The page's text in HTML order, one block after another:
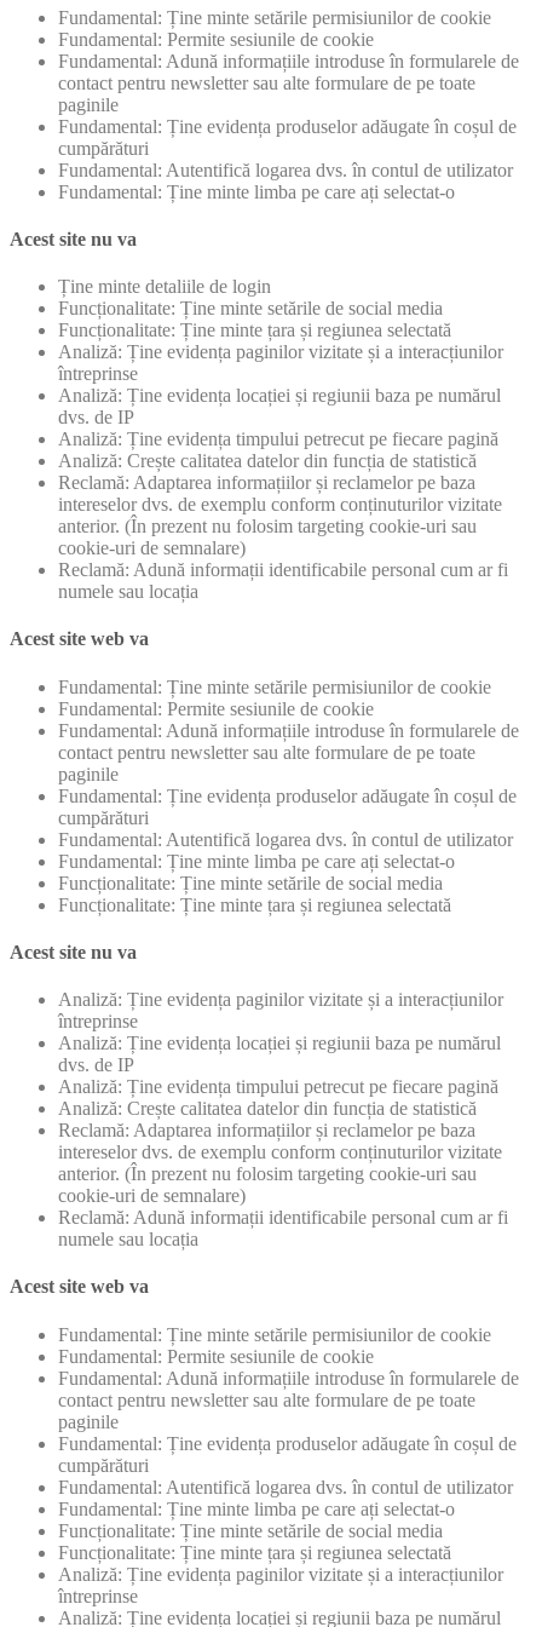
Fundamental: Ține minte setările permisiunilor de cookie
Fundamental: Permite sesiunile de cookie
Fundamental: Adună informațiile introduse în formularele de
contact pentru newsletter sau alte formulare de pe toate
paginile
Fundamental: Ține evidența produselor adăugate în coșul de
cumpărături
Fundamental: Autentifică logarea dvs. în contul de utilizator
Fundamental: Ține minte limba pe care ați selectat-o
Acest site nu va
Ține minte detaliile de login
Funcționalitate: Ține minte setările de social media
Funcționalitate: Ține minte țara și regiunea selectată
Analiză: Ține evidența paginilor vizitate și a interacțiunilor
întreprinse
Analiză: Ține evidența locației și regiunii baza pe numărul
dvs. de IP
Analiză: Ține evidența timpului petrecut pe fiecare pagină
Analiză: Crește calitatea datelor din funcția de statistică
Reclamă: Adaptarea informațiilor și reclamelor pe baza
intereselor dvs. de exemplu conform conținuturilor vizitate
anterior. (În prezent nu folosim targeting cookie-uri sau
cookie-uri de semnalare)
Reclamă: Adună informații identificabile personal cum ar fi
numele sau locația
Acest site web va
Fundamental: Ține minte setările permisiunilor de cookie
Fundamental: Permite sesiunile de cookie
Fundamental: Adună informațiile introduse în formularele de
contact pentru newsletter sau alte formulare de pe toate
paginile
Fundamental: Ține evidența produselor adăugate în coșul de
cumpărături
Fundamental: Autentifică logarea dvs. în contul de utilizator
Fundamental: Ține minte limba pe care ați selectat-o
Funcționalitate: Ține minte setările de social media
Funcționalitate: Ține minte țara și regiunea selectată
Acest site nu va
Analiză: Ține evidența paginilor vizitate și a interacțiunilor
întreprinse
Analiză: Ține evidența locației și regiunii baza pe numărul
dvs. de IP
Analiză: Ține evidența timpului petrecut pe fiecare pagină
Analiză: Crește calitatea datelor din funcția de statistică
Reclamă: Adaptarea informațiilor și reclamelor pe baza
intereselor dvs. de exemplu conform conținuturilor vizitate
anterior. (În prezent nu folosim targeting cookie-uri sau
cookie-uri de semnalare)
Reclamă: Adună informații identificabile personal cum ar fi
numele sau locația
Acest site web va
Fundamental: Ține minte setările permisiunilor de cookie
Fundamental: Permite sesiunile de cookie
Fundamental: Adună informațiile introduse în formularele de
contact pentru newsletter sau alte formulare de pe toate
paginile
Fundamental: Ține evidența produselor adăugate în coșul de
cumpărături
Fundamental: Autentifică logarea dvs. în contul de utilizator
Fundamental: Ține minte limba pe care ați selectat-o
Funcționalitate: Ține minte setările de social media
Funcționalitate: Ține minte țara și regiunea selectată
Analiză: Ține evidența paginilor vizitate și a interacțiunilor
întreprinse
Analiză: Ține evidența locației și regiunii baza pe numărul